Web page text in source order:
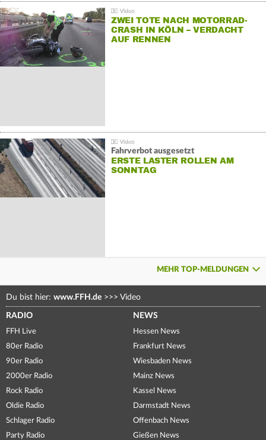
ZWEI TOTE NACH MOTORRAD-
CRASH IN KÖLN – VERDACHT
AUF RENNEN
Fahrverbot ausgesetzt
ERSTE LASTER ROLLEN AM
SONNTAG
MEHR TOP-MELDUNGEN
Du bist hier: www.FFH.de >>> Video
RADIO
FFH Live
80er Radio
90er Radio
2000er Radio
Rock Radio
Oldie Radio
Schlager Radio
Party Radio
NEWS
Hessen News
Frankfurt News
Wiesbaden News
Mainz News
Kassel News
Darmstadt News
Offenbach News
Gießen News